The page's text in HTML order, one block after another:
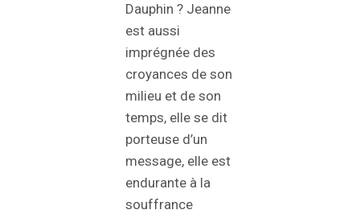
Dauphin ? Jeanne
est aussi
imprégnée des
croyances de son
milieu et de son
temps, elle se dit
porteuse d’un
message, elle est
endurante à la
souffrance